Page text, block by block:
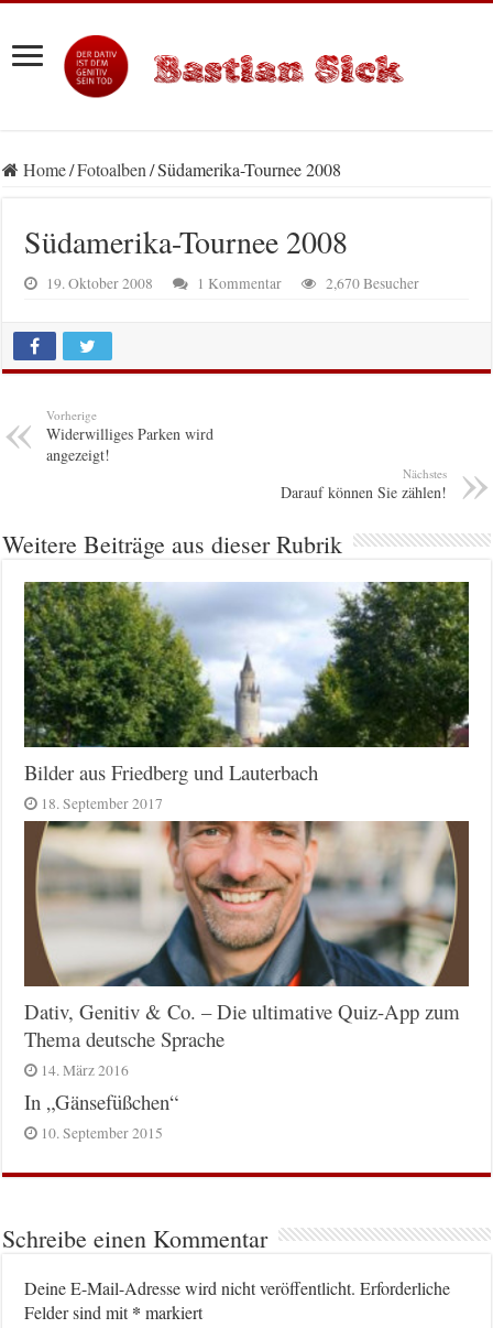
Home/Fotoalben/Südamerika-Tournee 2008
Südamerika-Tournee 2008
19. Oktober 2008 1 Kommentar 2,670 Besucher
Vorherige
Widerwilliges Parken wird
angezeigt!
Nächstes
Darauf können Sie zählen!
Weitere Beiträge aus dieser Rubrik
Bilder aus Friedberg und Lauterbach
18. September 2017
Dativ, Genitiv & Co. – Die ultimative Quiz-App zum
Thema deutsche Sprache
14. März 2016
In „Gänsefüßchen“
10. September 2015
Schreibe einen Kommentar
Deine E-Mail-Adresse wird nicht veröffentlicht. Erforderliche
Felder sind mit* markiert